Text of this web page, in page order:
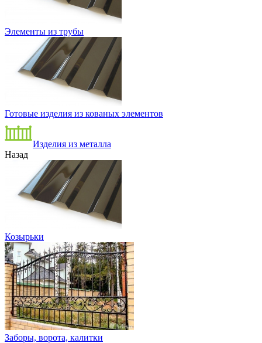
Элементы из трубы
Готовые изделия из кованых элементов
Изделия из металла
Назад
Козырьки
Заборы, ворота, калитки